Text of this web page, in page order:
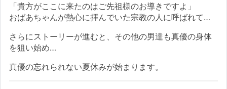
「貴方がここに来たのはご先祖様のお導きですよ」
おばあちゃんが熱心に拝んでいた宗教の人に呼ばれて…
さらにストーリーが進むと、その他の男達も真優の身体
を狙い始め…
真優の忘れられない夏休みが始まります。